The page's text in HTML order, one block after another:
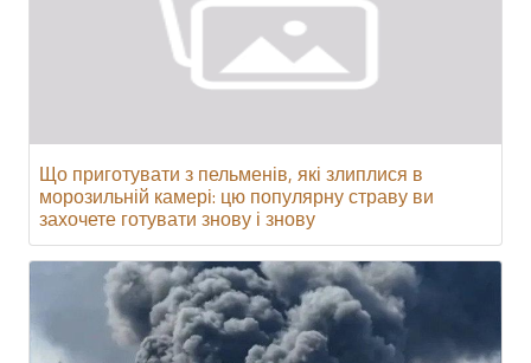
Що приготувати з пельменів, які злиплися в
морозильній камері: цю популярну страву ви
захочете готувати знову і знову